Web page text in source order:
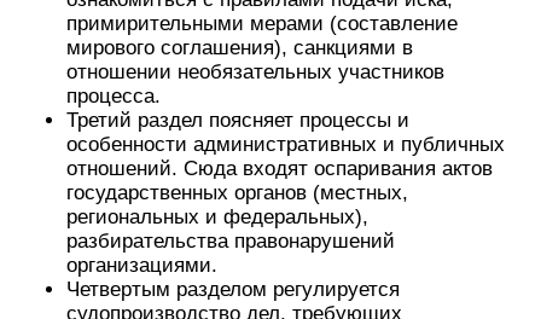
примирительными мерами (составление
мирового соглашения), санкциями в
отношении необязательных участников
процесса.
Третий раздел поясняет процессы и
особенности административных и публичных
отношений. Сюда входят оспаривания актов
государственных органов (местных,
региональных и федеральных),
разбирательства правонарушений
организациями.
Четвертым разделом регулируется
судопроизводство дел, требующих